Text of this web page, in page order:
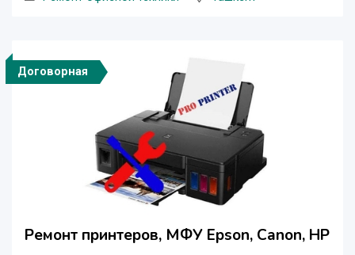
Договорная
Ремонт принтеров, МФУ Epson, Canon, НР